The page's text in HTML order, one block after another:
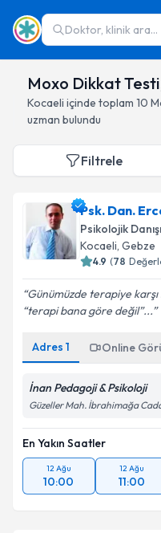
Doktor, klinik ara...
Moxo Dikkat
Kocaeli içinde toplam 10
uzman bulundu
Filtrele
Psk. Dan.
Psikolojik
Kocaeli, Gebze
4.9 (78
Günümüzde terapiye
“terapi bana göre değil”...
Adres 1 Online
İnan Pedagoji & Psikoloji
Güzeller Mah. İbrahimağa
En Yakın Saatler
12 Ağu
10:00
12 Ağu
11:00